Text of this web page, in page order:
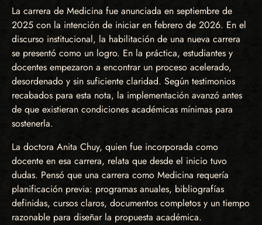
La carrera de Medicina fue anunciada en septiembre de
2025 con la intención de iniciar en febrero de 2026. En el
discurso institucional, la habilitación de una nueva carrera
se presentó como un logro. En la práctica, estudiantes y
docentes empezaron a encontrar un proceso acelerado,
desordenado y sin suficiente claridad. Según testimonios
recabados para esta nota, la implementación avanzó antes
de que existieran condiciones académicas mínimas para
sostenerla.
La doctora Anita Chuy, quien fue incorporada como
docente en esa carrera, relata que desde el inicio tuvo
dudas. Pensó que una carrera como Medicina requería
planificación previa: programas anuales, bibliografías
definidas, cursos claros, documentos completos y un tiempo
razonable para diseñar la propuesta académica.